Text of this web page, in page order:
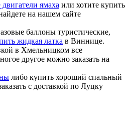
ямаха или хотите купить
на нашем сайте
баллоны туристические,
жидкая латка в Виннице.
в Хмельницком все
другое можно заказать на
либо купить хороший спальный
с доставкой по Луцку